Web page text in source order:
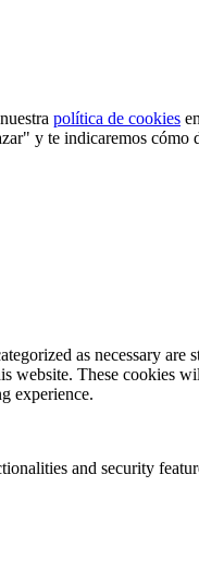
política de cookies
y te indicaremos cómo
as necessary are
website. These cookies
experience.
and security